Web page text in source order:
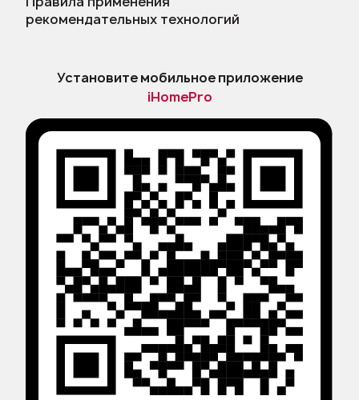
рекомендательных технологий
Установите мобильное приложение
iHomePro